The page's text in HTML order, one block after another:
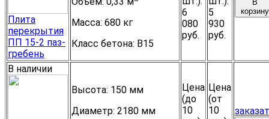
Плита
перекрытия
ПП 15-2 паз-
гребень
Масса: 680 кг
Класс бетона: B15
6
080
руб.
5
930
руб.
В
корзину
В наличии
Высота: 150 мм
Диаметр: 2180 мм
Цена
(до
10
Цена
(от
10